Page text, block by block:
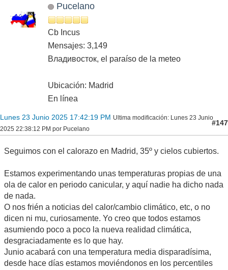
Pucelano
Cb Incus
Mensajes: 3,149
Владивосток, el paraíso de la meteo
Ubicación: Madrid
En línea
Lunes 23 Junio 2025 17:42:19 PM Ultima modificación: Lunes 23 Junio
2025 22:38:12 PM por Pucelano
#147
Seguimos con el calorazo en Madrid, 35º y cielos cubiertos.
Estamos experimentando unas temperaturas propias de una
ola de calor en periodo canicular, y aquí nadie ha dicho nada
de nada.
O nos frién a noticias del calor/cambio climático, etc, o no
dicen ni mu, curiosamente. Yo creo que todos estamos
asumiendo poco a poco la nueva realidad climática,
desgraciadamente es lo que hay.
Junio acabará con una temperatura media disparadísima,
desde hace días estamos moviéndonos en los percentiles